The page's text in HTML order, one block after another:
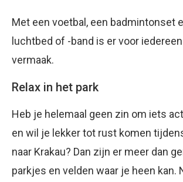
Met een voetbal, een badmintonset
luchtbed of -band is er voor
vermaak.
Relax in het park
Heb je helemaal geen zin om iets
en wil je lekker tot rust komen
naar Krakau? Dan zijn er meer dan
parkjes en velden waar je heen kan.